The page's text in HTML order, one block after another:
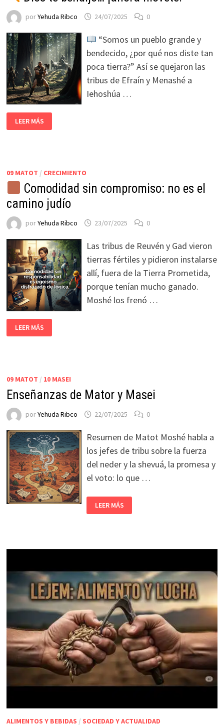
porYehuda Ribco 24/07/2025 0
“Somos un pueblo grande y
bendecido, ¿por qué nos diste tan
poca tierra?” Así se quejaron las
tribus de Efraín y Menashé a
Iehoshúa …
LEER MÁS
09 MATOT / CRECIMIENTO
Comodidad sin compromiso: no es el
camino judío
porYehuda Ribco 23/07/2025 0
Las tribus de Reuvén y Gad vieron
tierras fértiles y pidieron instalarse
allí, fuera de la Tierra Prometida,
porque tenían mucho ganado.
Moshé los frenó …
LEER MÁS
09 MATOT / 10 MASEI
Enseñanzas de Mator y Masei
porYehuda Ribco 22/07/2025 0
Resumen de Matot Moshé habla a
los jefes de tribu sobre la fuerza
del neder y la shevuá, la promesa y
el voto: lo que …
LEER MÁS
ALIMENTOS Y BEBIDAS / SOCIEDAD Y ACTUALIDAD